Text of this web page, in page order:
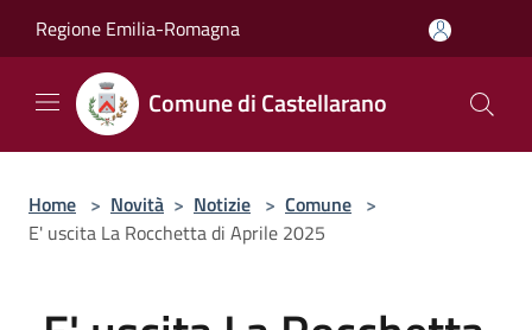
Regione Emilia-Romagna
Comune di Castellarano
Home > Novità > Notizie > Comune >
E' uscita La Rocchetta di Aprile 2025